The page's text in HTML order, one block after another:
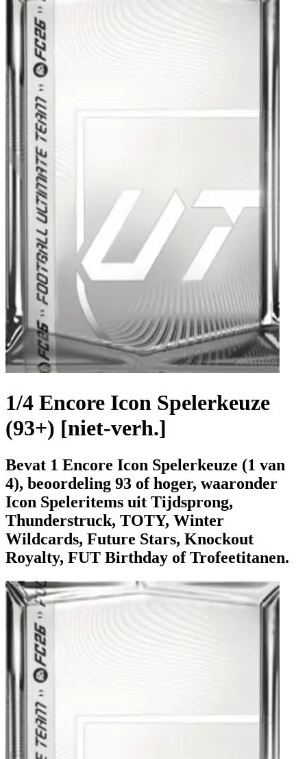
1/4 Encore Icon Spelerkeuze
(93+) [niet-verh.]
Bevat 1 Encore Icon Spelerkeuze (1 van
4), beoordeling 93 of hoger, waaronder
Icon Speleritems uit Tijdsprong,
Thunderstruck, TOTY, Winter
Wildcards, Future Stars, Knockout
Royalty, FUT Birthday of Trofeetitanen.